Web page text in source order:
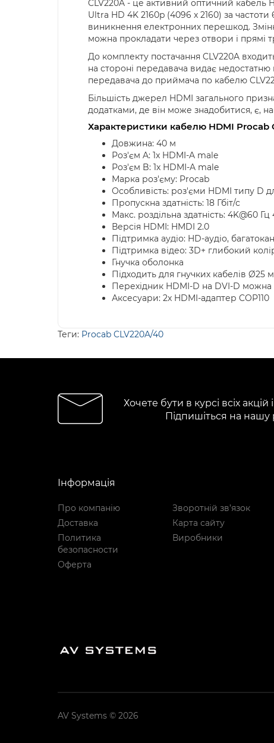
CLV220A - це активний оптичний кабель
Ultra HD 4K 2160p (4096 x 2160) за
виникнення електронних перешкод.
можна прокладати через отвори і прямі
До комплекту постачання CLV220A
на стороні передавача видає
передавача до приймача по кабелю
Більшість джерел HDMI загального
додатками, де він може знадобитися, є,
Характеристики кабелю HDMI Procab
Довжина: 40 м
Роз'єм A: 1x HDMI-A male
Роз'єм B: 1x HDMI-A male
Марка роз'єму: Procab
Особливість: роз'єми HDMI типу D
Пропускна здатність: 18 Гбіт/с
Макс. роздільна здатність: 4K@60 Гц
Версія HDMI: HMDI 2.0
Підтримка аудіо: HD-аудіо,
Підтримка відео: 3D+ глибокий
Гнучка оболонка
Підходить для гнучких кабелів Ø25
Перехідник HDMI-D на DVI-D
Аксесуари: 2x HDMI-адаптер COP110
Теги: Procab CLV220A/40
Хочете бути в курсі всіх акцій
Підпишіться на нашу
Інформація
Про компанію
Доставка
Политика
безопасности
Оферта
Зворотній зв’язок
Карта сайту
Виробники
AV Systems © 2026